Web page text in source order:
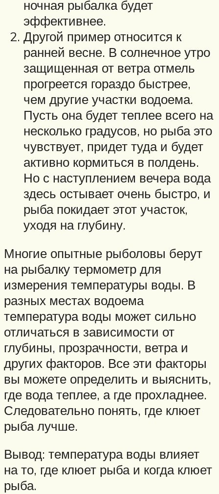
ночная рыбалка будет
эффективнее.
Другой пример относится к
ранней весне. В солнечное утро
защищенная от ветра отмель
прогреется гораздо быстрее,
чем другие участки водоема.
Пусть она будет теплее всего на
несколько градусов, но рыба это
чувствует, придет туда и будет
активно кормиться в полдень.
Но с наступлением вечера вода
здесь остывает очень быстро, и
рыба покидает этот участок,
уходя на глубину.
Многие опытные рыболовы берут
на рыбалку термометр для
измерения температуры воды. В
разных местах водоема
температура воды может сильно
отличаться в зависимости от
глубины, прозрачности, ветра и
других факторов. Все эти факторы
вы можете определить и выяснить,
где вода теплее, а где прохладнее.
Следовательно понять, где клюет
рыба лучше.
Вывод: температура воды влияет
на то, где клюет рыба и когда клюет
рыба.